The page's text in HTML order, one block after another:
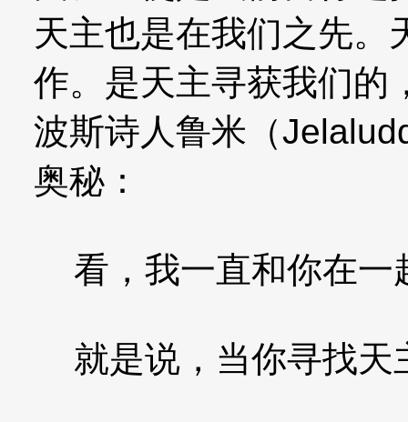
天主也是在我们之先。
作。是天主寻获我们的
波斯诗人鲁米（
奥秘：
看，我一直和你在一
就是说，当你寻找天